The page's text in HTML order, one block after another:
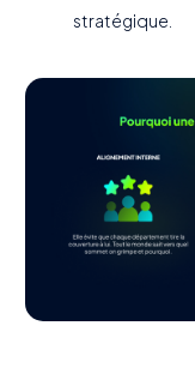
stratégique.